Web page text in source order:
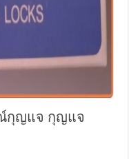
ณ์กุญแจ กุญแจ